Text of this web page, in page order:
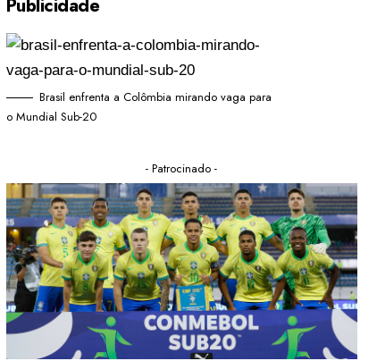
Publicidade
Brasil enfrenta a Colômbia mirando vaga para
o Mundial Sub-20
- Patrocinado -